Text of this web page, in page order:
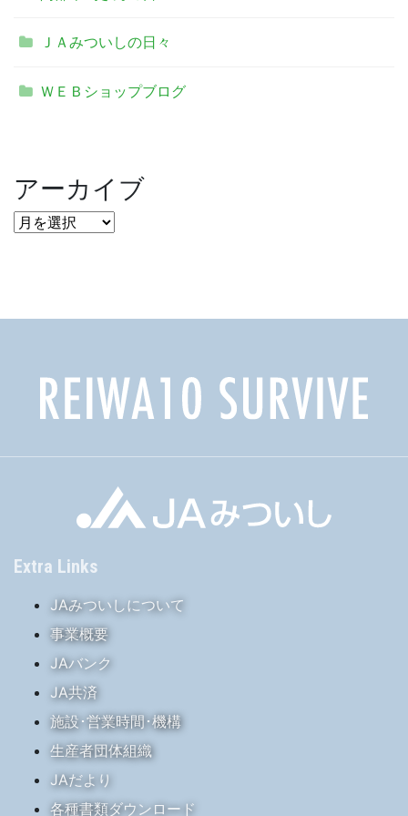
ＪＡみついしの日々
ＷＥＢショップブログ
アーカイブ
ア
Extra Links
JAみついしについて
事業概要
JAバンク
JA共済
施設･営業時間･機構
生産者団体組織
JAだより
各種書類ダウンロード